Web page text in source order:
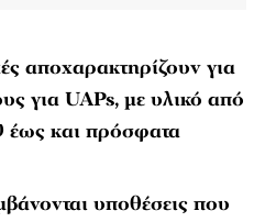
αποχαρακτηρίζουν για
για UAPs, με υλικό από
έως και πρόσφατα
υποθέσεις που